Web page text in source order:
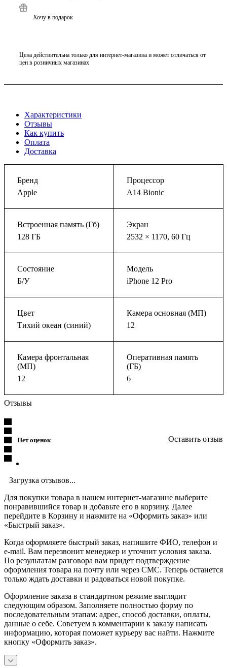
Хочу в подарок
Цена действительна только для интернет-магазина и может отличаться от
цен в розничных магазинах
Характеристики
Отзывы
Как купить
Оплата
Доставка
Бренд
Apple
Процессор
A14 Bionic
Встроенная память (Гб)
128 ГБ
Экран
2532 × 1170, 60 Гц
Состояние
Б/У
Модель
iPhone 12 Pro
Цвет
Тихий океан (синий)
Камера основная (МП)
12
Камера фронтальная
(МП)
12
Оперативная память
(ГБ)
6
Отзывы
Нет оценок Оставить отзыв
Загрузка отзывов...
Для покупки товара в нашем интернет-магазине выберите
понравившийся товар и добавьте его в корзину. Далее
перейдите в Корзину и нажмите на «Оформить заказ» или
«Быстрый заказ».
Когда оформляете быстрый заказ, напишите ФИО, телефон и
e-mail. Вам перезвонит менеджер и уточнит условия заказа.
По результатам разговора вам придет подтверждение
оформления товара на почту или через СМС. Теперь останется
только ждать доставки и радоваться новой покупке.
Оформление заказа в стандартном режиме выглядит
следующим образом. Заполняете полностью форму по
последовательным этапам: адрес, способ доставки, оплаты,
данные о себе. Советуем в комментарии к заказу написать
информацию, которая поможет курьеру вас найти. Нажмите
кнопку «Оформить заказ».